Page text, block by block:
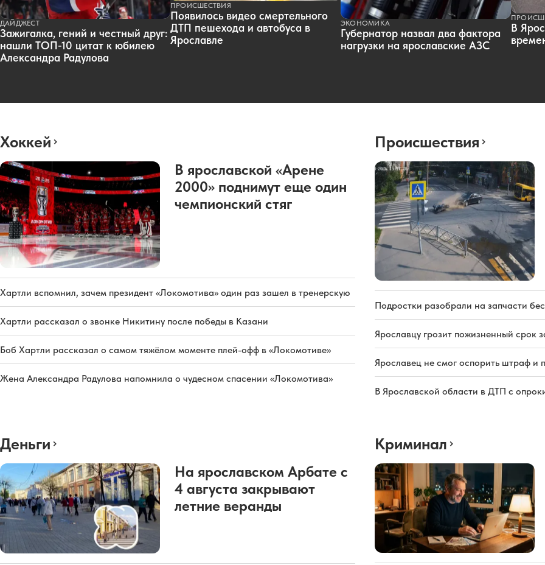
ДАЙДЖЕСТ
Зажигалка, гений и честный друг:
нашли ТОП-10 цитат к юбилею
Александра Радулова
ПРОИСШЕСТВИЯ
Появилось видео смертельного
ДТП пешехода и автобуса в
Ярославле
ЭКОНОМИКА
Губернатор назвал два фактора
нагрузки на ярославские АЗС
В
Хоккей
В ярославской «Арене
2000» поднимут еще один
чемпионский стяг
Хартли вспомнил, зачем президент «Локомотива» один раз зашел в тренерскую
Хартли рассказал о звонке Никитину после победы в Казани
Боб Хартли рассказал о самом тяжёлом моменте плей-офф в «Локомотиве»
Жена Александра Радулова напомнила о чудесном спасении «Локомотива»
Происшествия
Подростки разобрали на запчасти
Ярославцу грозит пожизненный срок
Ярославец не смог оспорить штраф и
В Ярославской области в ДТП с
Деньги
На ярославском Арбате с
4 августа закрывают
летние веранды
Криминал